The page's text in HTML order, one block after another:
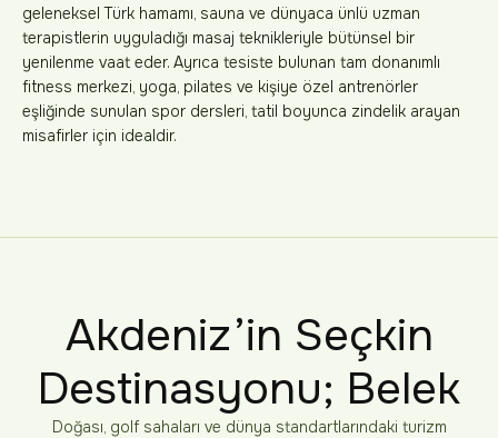
geleneksel Türk hamamı, sauna ve dünyaca ünlü uzman
terapistlerin uyguladığı masaj teknikleriyle bütünsel bir
yenilenme vaat eder. Ayrıca tesiste bulunan tam donanımlı
fitness merkezi, yoga, pilates ve kişiye özel antrenörler
eşliğinde sunulan spor dersleri, tatil boyunca zindelik arayan
misafirler için idealdir.
Akdeniz’in Seçkin
Destinasyonu; Belek
Doğası, golf sahaları ve dünya standartlarındaki turizm